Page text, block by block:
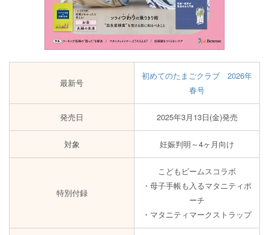
最新号
初めてのたまごクラブ 2026年
春号
発売日 2025年3月13日(金)発売
対象 妊娠判明～4ヶ月向け
特別付録
こどもビームスコラボ
・母子手帳も入るマタニティポ
ーチ
・マタニティマークストラップ